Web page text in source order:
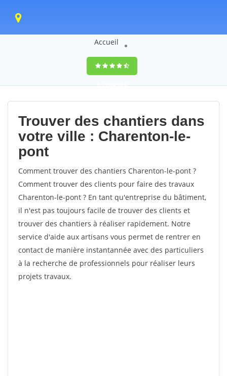
Accueil
9,5(100%)0
votes
Trouver des chantiers dans
votre ville : Charenton-le-
pont
Comment trouver des chantiers Charenton-le-pont ?
Comment trouver des clients pour faire des travaux
Charenton-le-pont ? En tant qu'entreprise du bâtiment,
il n'est pas toujours facile de trouver des clients et
trouver des chantiers à réaliser rapidement. Notre
service d'aide aux artisans vous permet de rentrer en
contact de manière instantannée avec des particuliers
à la recherche de professionnels pour réaliser leurs
projets travaux.